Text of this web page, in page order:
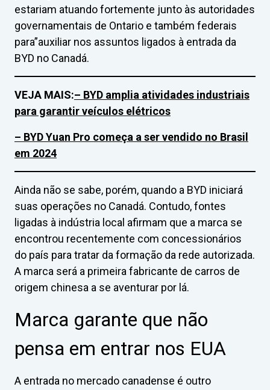
estariam atuando fortemente junto às autoridades
governamentais de Ontario e também federais
para”auxiliar nos assuntos ligados à entrada da
BYD no Canadá.
VEJA MAIS:– BYD amplia atividades industriais
para garantir veículos elétricos
– BYD Yuan Pro começa a ser vendido no Brasil
em 2024
Ainda não se sabe, porém, quando a BYD iniciará
suas operações no Canadá. Contudo, fontes
ligadas à indústria local afirmam que a marca se
encontrou recentemente com concessionários
do país para tratar da formação da rede autorizada.
A marca será a primeira fabricante de carros de
origem chinesa a se aventurar por lá.
Marca garante que não
pensa em entrar nos EUA
A entrada no mercado canadense é outro